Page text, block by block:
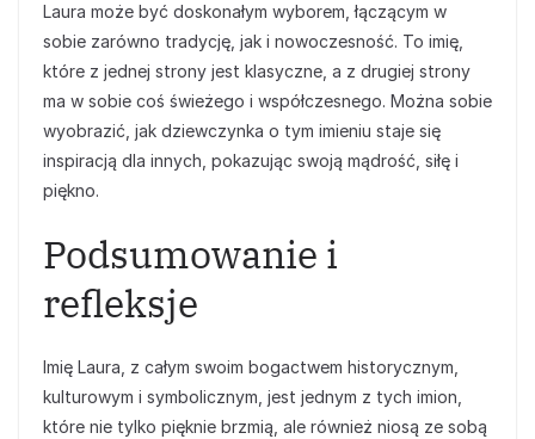
Laura może być doskonałym wyborem, łączącym w
sobie zarówno tradycję, jak i nowoczesność. To imię,
które z jednej strony jest klasyczne, a z drugiej strony
ma w sobie coś świeżego i współczesnego. Można sobie
wyobrazić, jak dziewczynka o tym imieniu staje się
inspiracją dla innych, pokazując swoją mądrość, siłę i
piękno.
Podsumowanie i
refleksje
Imię Laura, z całym swoim bogactwem historycznym,
kulturowym i symbolicznym, jest jednym z tych imion,
które nie tylko pięknie brzmią, ale również niosą ze sobą